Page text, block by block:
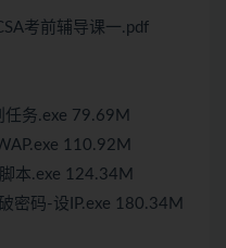
考前辅导课一.pdf
任务.exe 79.69M
110.92M
本.exe 124.34M
密码-设IP.exe 180.34M